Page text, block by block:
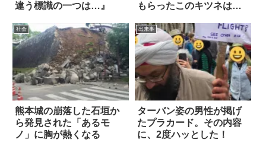
違う標識の一つは…』
もらったこのキツネは…
社会
熊本城の崩落した石垣か
ら発見された「あるモ
ノ」に胸が熱くなる
出来事
ターバン姿の男性が掲げ
たプラカード。その内容
に、2度ハッとした！